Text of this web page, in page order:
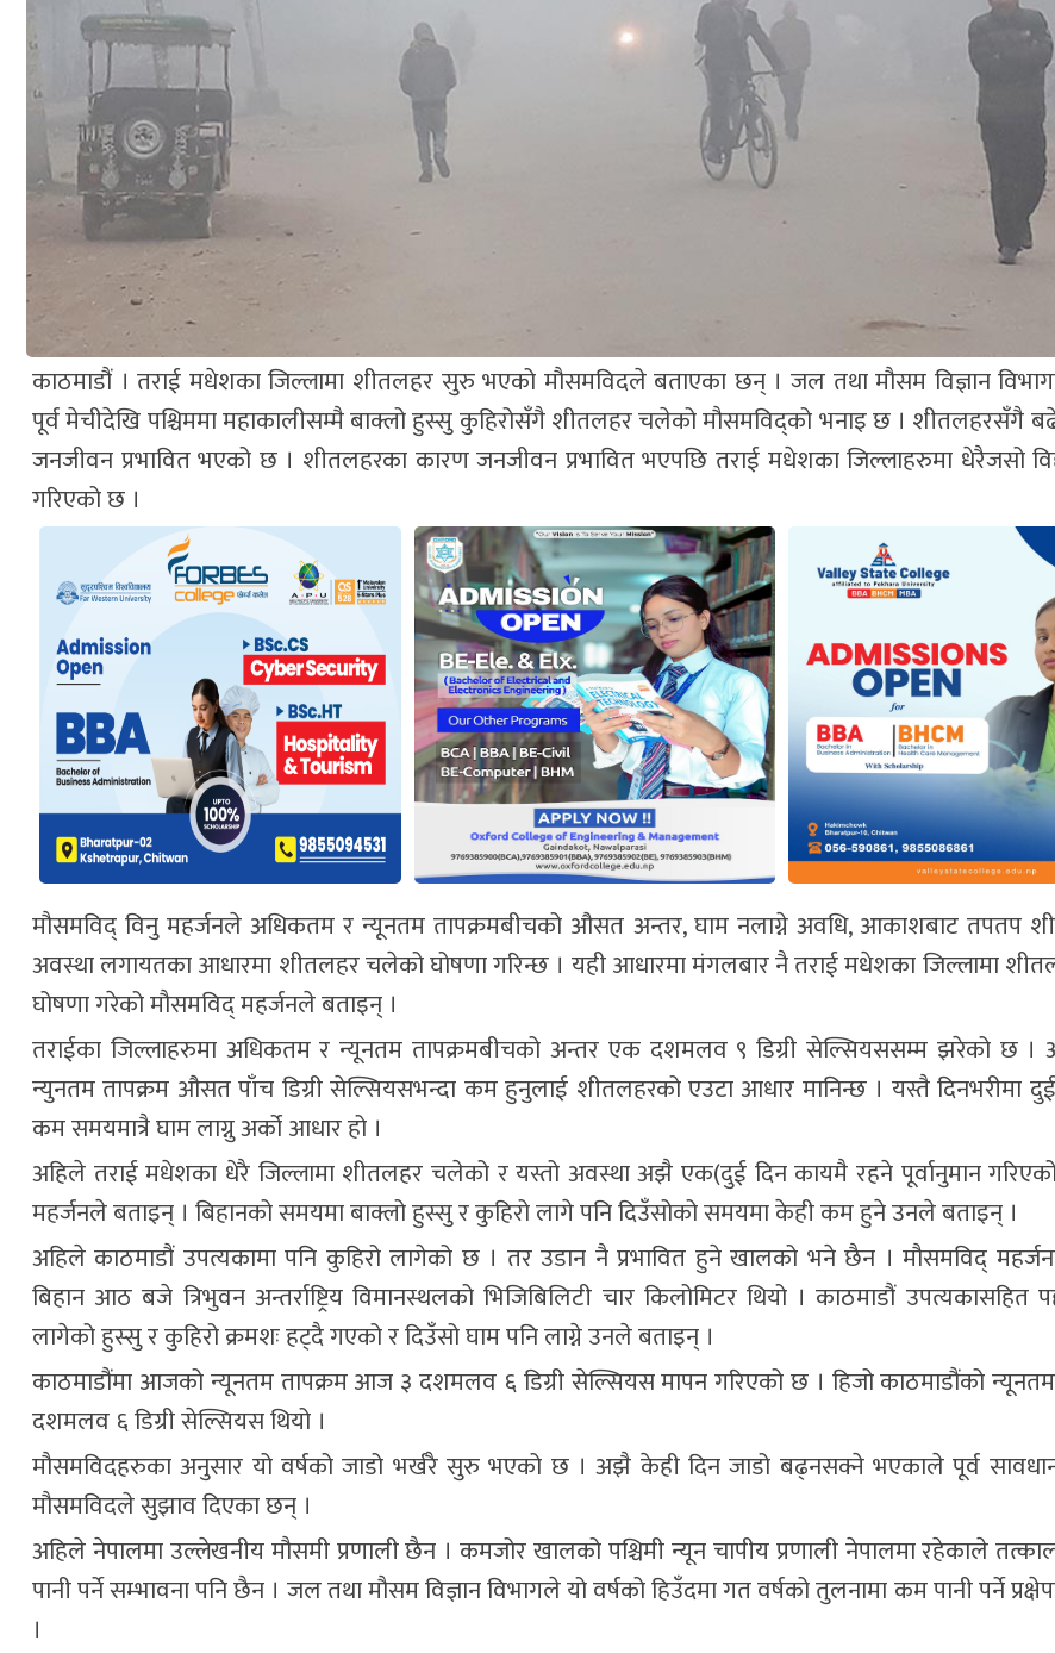
काठमाडौं । तराई मधेशका जिल्लामा शीतलहर सुरु भएको मौसमविदले बताएका छन् । जल तथा मौसम विज्ञान
पूर्व मेचीदेखि पश्चिममा महाकालीसम्मै बाक्लो हुस्सु कुहिरोसँगै शीतलहर चलेको मौसमविद्को भनाइ छ । शीतलहरसँगै
जनजीवन प्रभावित भएको छ । शीतलहरका कारण जनजीवन प्रभावित भएपछि तराई मधेशका जिल्लाहरुमा धेरैजसो
गरिएको छ ।
मौसमविद् विनु महर्जनले अधिकतम र न्यूनतम तापक्रमबीचको औसत अन्तर, घाम नलाग्ने अवधि, आकाशबाट तपतप
अवस्था लगायतका आधारमा शीतलहर चलेको घोषणा गरिन्छ । यही आधारमा मंगलबार नै तराई मधेशका जिल्लामा
घोषणा गरेको मौसमविद् महर्जनले बताइन् ।
तराईका जिल्लाहरुमा अधिकतम र न्यूनतम तापक्रमबीचको अन्तर एक दशमलव ९ डिग्री सेल्सियससम्म झरेको छ ।
न्युनतम तापक्रम औसत पाँच डिग्री सेल्सियसभन्दा कम हुनुलाई शीतलहरको एउटा आधार मानिन्छ । यस्तै दिनभरीमा
कम समयमात्रै घाम लाग्नु अर्को आधार हो ।
अहिले तराई मधेशका धेरै जिल्लामा शीतलहर चलेको र यस्तो अवस्था अझै एक(दुई दिन कायमै रहने पूर्वानुमान
महर्जनले बताइन् । बिहानको समयमा बाक्लो हुस्सु र कुहिरो लागे पनि दिउँसोको समयमा केही कम हुने उनले बताइन् ।
अहिले काठमाडौं उपत्यकामा पनि कुहिरो लागेको छ । तर उडान नै प्रभावित हुने खालको भने छैन । मौसमविद्
बिहान आठ बजे त्रिभुवन अन्तर्राष्ट्रिय विमानस्थलको भिजिबिलिटी चार किलोमिटर थियो । काठमाडौं उपत्यकासहित
लागेको हुस्सु र कुहिरो क्रमशः हट्दै गएको र दिउँसो घाम पनि लाग्ने उनले बताइन् ।
काठमाडौंमा आजको न्यूनतम तापक्रम आज ३ दशमलव ६ डिग्री सेल्सियस मापन गरिएको छ । हिजो काठमाडौंको
दशमलव ६ डिग्री सेल्सियस थियो ।
मौसमविदहरुका अनुसार यो वर्षको जाडो भर्खरै सुरु भएको छ । अझै केही दिन जाडो बढ्नसक्ने भएकाले पूर्व
मौसमविदले सुझाव दिएका छन् ।
अहिले नेपालमा उल्लेखनीय मौसमी प्रणाली छैन । कमजोर खालको पश्चिमी न्यून चापीय प्रणाली नेपालमा रहेकाले
पानी पर्ने सम्भावना पनि छैन । जल तथा मौसम विज्ञान विभागले यो वर्षको हिउँदमा गत वर्षको तुलनामा कम पानी पर्ने
।